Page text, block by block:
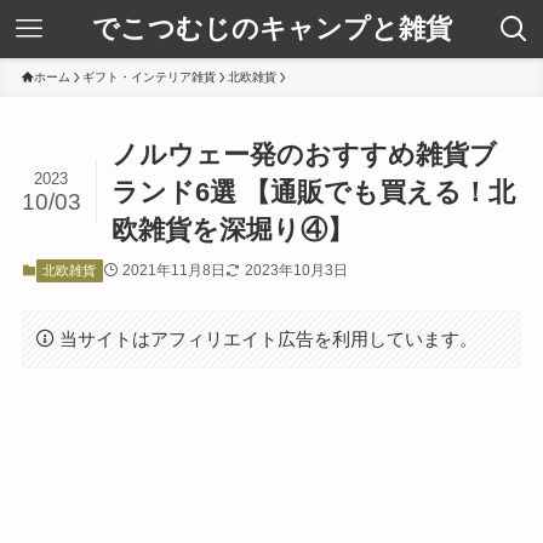
でこつむじのキャンプと雑貨
ホーム ギフト・インテリア雑貨 北欧雑貨
ノルウェー発のおすすめ雑貨ブ
ランド6選 【通販でも買える！北
欧雑貨を深堀り④】
2023
10/03
北欧雑貨 2021年11月8日 2023年10月3日
当サイトはアフィリエイト広告を利用しています。